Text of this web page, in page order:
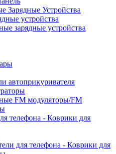
Зарядные Устройства
устройства
зарядные устройства
автоприкуривателя
FM модуляторы/FM
телефона - Коврики для
для телефона - Коврики для